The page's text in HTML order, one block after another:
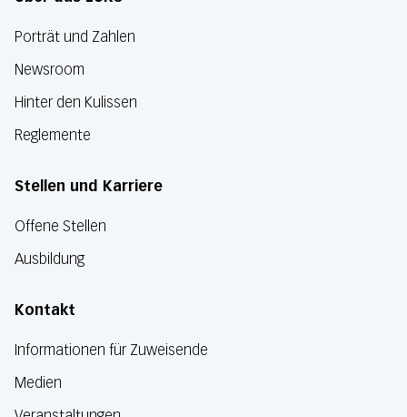
Porträt und Zahlen
Newsroom
Hinter den Kulissen
Reglemente
Stellen und Karriere
Offene Stellen
Ausbildung
Kontakt
Informationen für Zuweisende
Medien